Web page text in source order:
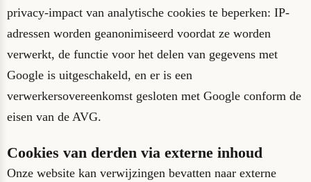
privacy-impact van analytische cookies te beperken: IP-
adressen worden geanonimiseerd voordat ze worden
verwerkt, de functie voor het delen van gegevens met
Google is uitgeschakeld, en er is een
verwerkersovereenkomst gesloten met Google conform de
eisen van de AVG.
Cookies van derden via externe inhoud
Onze website kan verwijzingen bevatten naar externe